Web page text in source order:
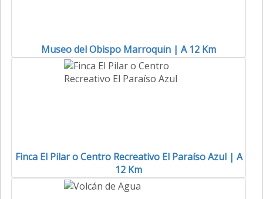
Museo del Obispo Marroquin | A 12 Km
Finca El Pilar o Centro Recreativo El Paraíso Azul | A
12 Km